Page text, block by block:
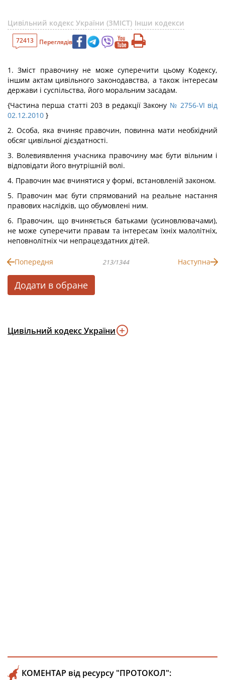
Цивільний кодекс України (ЗМІСТ) Інши кодекси
72413 Переглядів
1. Зміст правочину не може суперечити цьому Кодексу,
іншим актам цивільного законодавства, а також інтересам
держави і суспільства, його моральним засадам.
{Частина перша статті 203 в редакції Закону № 2756-VI від
02.12.2010 }
2. Особа, яка вчиняє правочин, повинна мати необхідний
обсяг цивільної дієздатності.
3. Волевиявлення учасника правочину має бути вільним і
відповідати його внутрішній волі.
4. Правочин має вчинятися у формі, встановленій законом.
5. Правочин має бути спрямований на реальне настання
правових наслідків, що обумовлені ним.
6. Правочин, що вчиняється батьками (усиновлювачами),
не може суперечити правам та інтересам їхніх малолітніх,
неповнолітніх чи непрацездатних дітей.
Попередня 213/1344 Наступна
Додати в обране
Цивільний кодекс України
КОМЕНТАР від ресурсу "ПРОТОКОЛ":